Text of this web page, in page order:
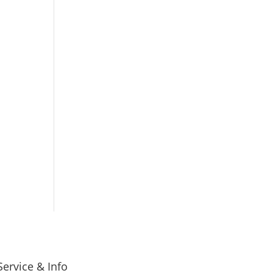
& Info